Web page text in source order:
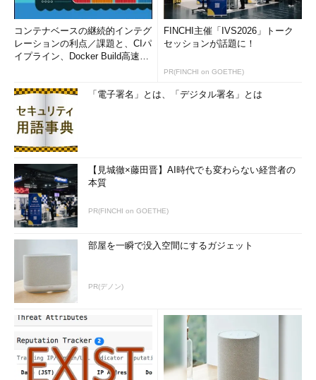
コンテナベースの継続的インテグ
レーションの利点／課題と、CIパ
イプライン、Docker Build高速化
FINCHI主催「IVS2026」トーク
セッションが話題に！
PR(FINCHI on GOETHE)
「電子署名」とは、「デジタル署名」とは
【見城徹×藤田晋】AI時代でも変わらない経営者の
本質
PR(FINCHI on GOETHE)
部屋を一瞬で没入空間にするガジェット
PR(デノン)